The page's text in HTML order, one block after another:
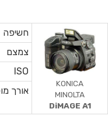
חשיפה
צמצם
ISO
אורך
KONICA
MINOLTA
DiMAGE A1